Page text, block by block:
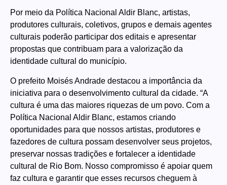
Por meio da Política Nacional Aldir Blanc, artistas,
produtores culturais, coletivos, grupos e demais agentes
culturais poderão participar dos editais e apresentar
propostas que contribuam para a valorização da
identidade cultural do município.
O prefeito Moisés Andrade destacou a importância da
iniciativa para o desenvolvimento cultural da cidade. “A
cultura é uma das maiores riquezas de um povo. Com a
Política Nacional Aldir Blanc, estamos criando
oportunidades para que nossos artistas, produtores e
fazedores de cultura possam desenvolver seus projetos,
preservar nossas tradições e fortalecer a identidade
cultural de Rio Bom. Nosso compromisso é apoiar quem
faz cultura e garantir que esses recursos cheguem à